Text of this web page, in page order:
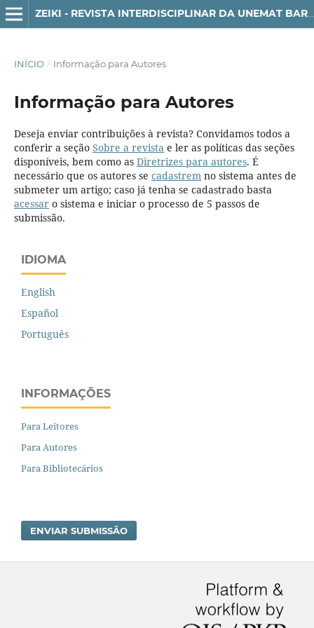
ZEIKI - REVISTA INTERDISCIPLINAR DA UNEMAT BARRA DO BUGRES
INÍCIO / Informação para Autores
Informação para Autores
Deseja enviar contribuições à revista? Convidamos todos a
conferir a seção Sobre a revistae ler as políticas das seções
disponíveis, bem como as Diretrizes para autores. É
necessário que os autores se cadastremno sistema antes de
submeter um artigo; caso já tenha se cadastrado basta
acessaro sistema e iniciar o processo de 5 passos de
submissão.
IDIOMA
English
Español
Português
INFORMAÇÕES
Para Leitores
Para Autores
Para Bibliotecários
ENVIAR SUBMISSÃO